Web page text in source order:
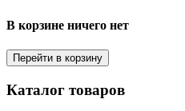
В корзине ничего нет
Перейти в корзину
Каталог товаров